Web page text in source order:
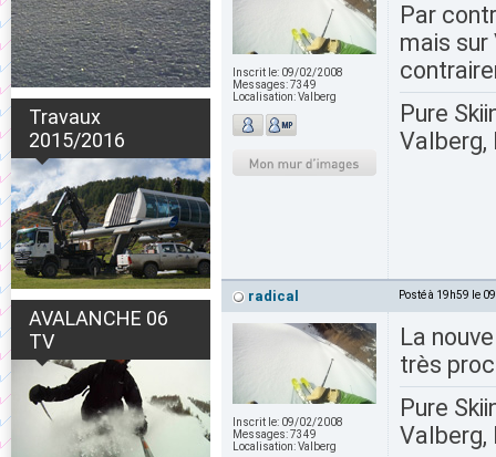
Travaux
2015/2016
AVALANCHE 06
TV
Inscrit le: 09/02/2008
Messages:7349
Localisation:Valberg
Par
mais
Pure
Valberg,
radical Posté à 19h59 le
Inscrit le: 09/02/2008
Messages:7349
Localisation:Valberg
La
très
Pure
Valberg,